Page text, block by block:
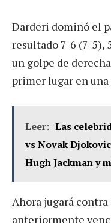
Darderi dominó el
resultado 7-6 (7-5),
un golpe de
primer lugar en
Leer: Las
vs Novak Djokovic
Hugh Jackman y
Ahora jugará contra
anteriormente